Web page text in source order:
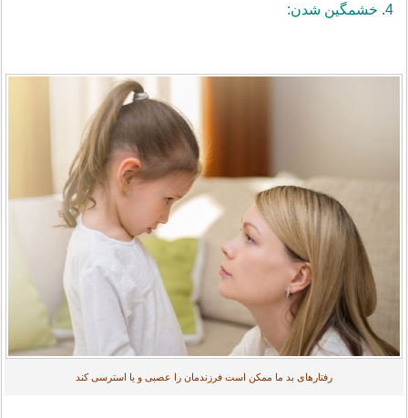
4. خشمگین شدن:
رفتارهای بد ما ممکن است فرزندمان را عصبی و یا استرسی کند